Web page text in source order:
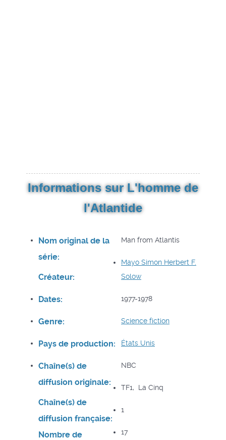
Informations sur L'homme de
l'Atlantide
Nom original de la
série:
Man from Atlantis
Créateur:
Mayo Simon Herbert F.
Solow
Dates: 1977-1978
Genre: Science fiction
Pays de production: États Unis
Chaîne(s) de
diffusion originale:
NBC
Chaîne(s) de
diffusion française:
TF1, La Cinq
Nombre de
1
17